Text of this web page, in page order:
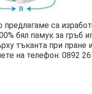
предлагаме са
бял памук за гръб
тъканта при
на телефон: 0892